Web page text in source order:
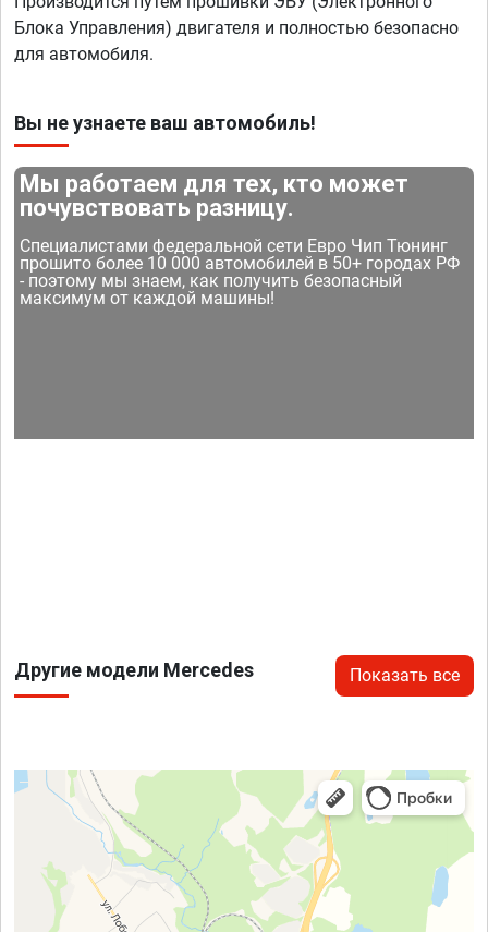
Блока Управления) двигателя и полностью безопасно
для автомобиля.
Вы не узнаете ваш автомобиль!
Мы работаем для тех, кто может
почувствовать разницу.
Специалистами федеральной сети Евро Чип Тюнинг
прошито более 10 000 автомобилей в 50+ городах РФ
- поэтому мы знаем, как получить безопасный
максимум от каждой машины!
Другие модели Mercedes Показать все